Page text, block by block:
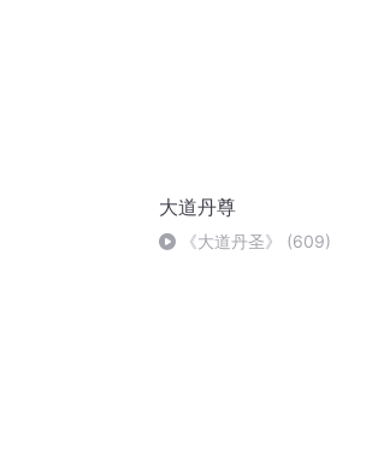
大道丹尊
《大道丹圣》 (609)